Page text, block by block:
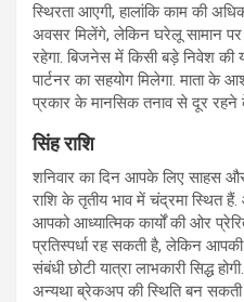
स्थिरता आएगी, हालांकि काम की
अवसर मिलेंगे, लेकिन घरेलू सामान पर
रहेगा. बिजनेस में किसी बड़े निवेश
पार्टनर का सहयोग मिलेगा. माता के
प्रकार के मानसिक तनाव से दूर रहने
सिंह राशि
शनिवार का दिन आपके लिए साहस
राशि के तृतीय भाव में चंद्रमा स्थित
आपको आध्यात्मिक कार्यों की ओर
प्रतिस्पर्धा रह सकती है, लेकिन
संबंधी छोटी यात्रा लाभकारी सिद्ध
अन्यथा ब्रेकअप की स्थिति बन सकती